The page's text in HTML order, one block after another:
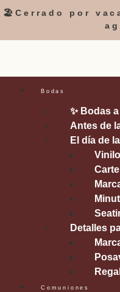
🏖️Cerrado por
Bodas
✨ Bodas
Antes de
El día de
Detalles
Comuniones